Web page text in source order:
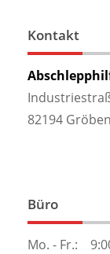
Kontakt
82194
Büro
Mo. - Fr.: